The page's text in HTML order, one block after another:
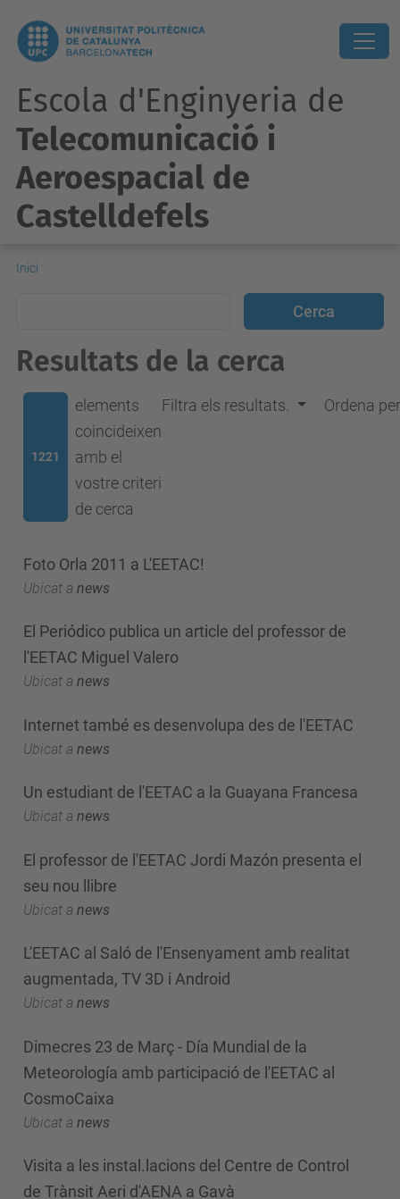
Escola d'Enginyeria de
Telecomunicació i
Aeroespacial de
Castelldefels
Inici
Resultats de la cerca
1221
elements
coincideixen
amb el
vostre criteri
de cerca
Filtra els resultats. Ordena
Foto Orla 2011 a L'EETAC!
Ubicat a news
El Periódico publica un article del professor de
l'EETAC Miguel Valero
Ubicat a news
Internet també es desenvolupa des de l'EETAC
Ubicat a news
Un estudiant de l'EETAC a la Guayana Francesa
Ubicat a news
El professor de l'EETAC Jordi Mazón presenta el
seu nou llibre
Ubicat a news
L'EETAC al Saló de l'Ensenyament amb realitat
augmentada, TV 3D i Android
Ubicat a news
Dimecres 23 de Març - Día Mundial de la
Meteorología amb participació de l'EETAC al
CosmoCaixa
Ubicat a news
Visita a les instal.lacions del Centre de Control
de Trànsit Aeri d'AENA a Gavà